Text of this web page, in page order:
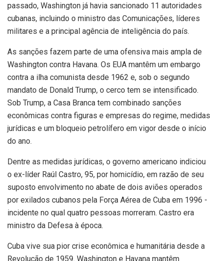
passado, Washington já havia sancionado 11 autoridades
cubanas, incluindo o ministro das Comunicações, líderes
militares e a principal agência de inteligência do país.
As sanções fazem parte de uma ofensiva mais ampla de
Washington contra Havana. Os EUA mantêm um embargo
contra a ilha comunista desde 1962 e, sob o segundo
mandato de Donald Trump, o cerco tem se intensificado.
Sob Trump, a Casa Branca tem combinado sanções
econômicas contra figuras e empresas do regime, medidas
jurídicas e um bloqueio petrolífero em vigor desde o início
do ano.
Dentre as medidas jurídicas, o governo americano indiciou
o ex-líder Raúl Castro, 95, por homicídio, em razão de seu
suposto envolvimento no abate de dois aviões operados
por exilados cubanos pela Força Aérea de Cuba em 1996 -
incidente no qual quatro pessoas morreram. Castro era
ministro da Defesa à época.
Cuba vive sua pior crise econômica e humanitária desde a
Revolução de 1959. Washington e Havana mantêm